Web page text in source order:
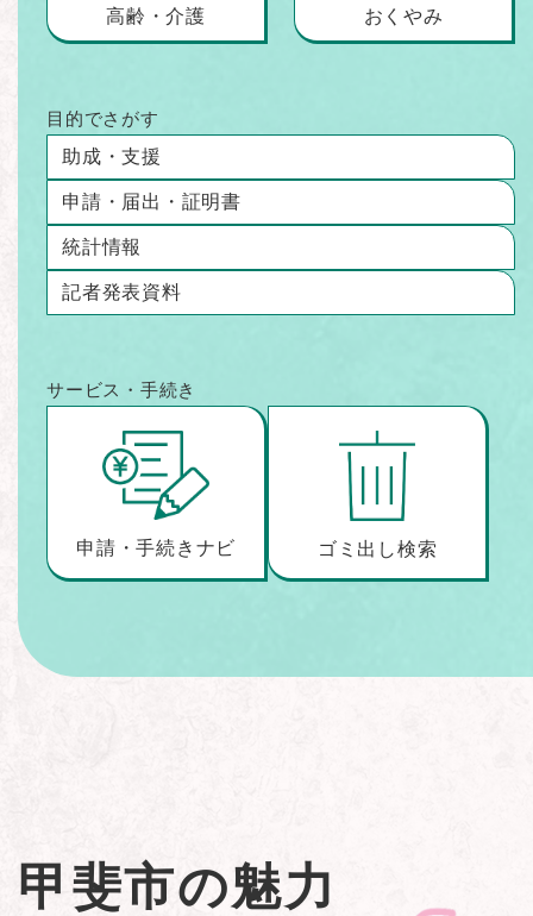
高齢・介護 おくやみ
目的でさがす
助成・支援
申請・届出・ 証明書
統計情報
記者発表資料
サービス・手続き
申請・手続きナビ ゴミ出し検索
甲斐市の魅力